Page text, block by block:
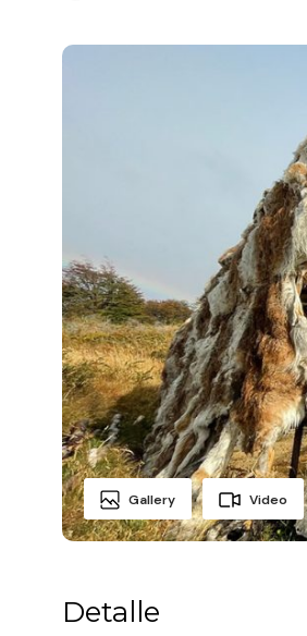
Gallery Video
Detalle